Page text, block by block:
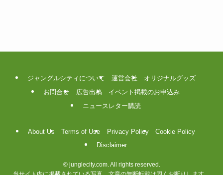
ジャングルシティについて 運営会社
オリジナルグッズ
お問合せ
広告出稿
イベント掲載のお申込み
ニュースレター購読
About Us Terms of Use Privacy Policy
Cookie Policy
Disclaimer
©junglecity.com. All rights reserved.